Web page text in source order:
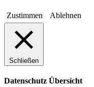
Zustimmen Ablehnen
Schließen
Datenschutz Übersicht